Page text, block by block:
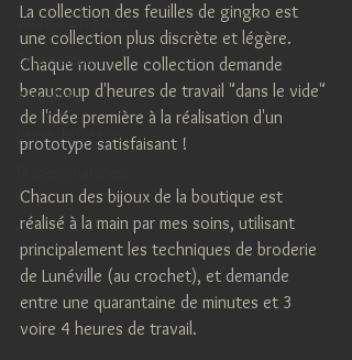
Work in progress
Expositions
Actualités
La vie de l'atelier
La collection des feuilles de gingko est
une collection plus discrète et légère.
Chaque nouvelle collection demande
beaucoup d'heures de travail "dans le vide"
de l'idée première à la réalisation d'un
prototype satisfaisant !
Chacun des bijoux de la boutique est
réalisé à la main par mes soins, utilisant
principalement les techniques de broderie
de Lunéville (au crochet), et demande
entre une quarantaine de minutes et 3
voire 4 heures de travail.